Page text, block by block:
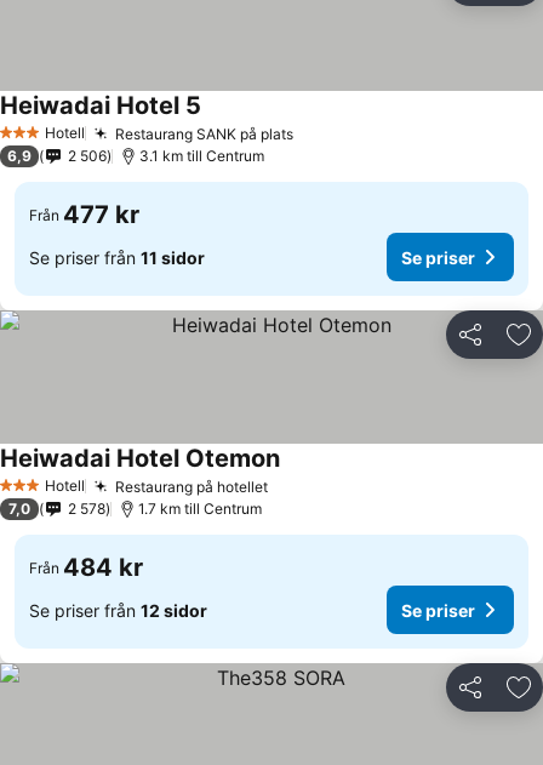
3 StjärnorHotell Restaurang SANK på plats
Heiwadai Hotel 5
6,9 2 506 3.1 km till Centrum
Från 477 kr
Se priser från 11 sidor Se priser
Dela
3 StjärnorHotell Restaurang på hotellet
Heiwadai Hotel Otemon
7,0 2 578 1.7 km till Centrum
Från 484 kr
Se priser från 12 sidor Se priser
Dela